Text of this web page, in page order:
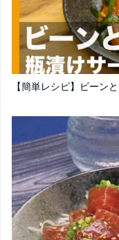
【簡単レシピ】ビーン